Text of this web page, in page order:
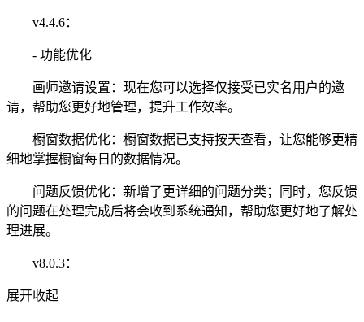
v4.4.6：
- 功能优化
画师邀请设置：现在您可以选择仅接受已实名用户的邀
请，帮助您更好地管理，提升工作效率。
橱窗数据优化：橱窗数据已支持按天查看，让您能够更精
细地掌握橱窗每日的数据情况。
问题反馈优化：新增了更详细的问题分类；同时，您反馈
的问题在处理完成后将会收到系统通知，帮助您更好地了解处
理进展。
v8.0.3：
展开收起